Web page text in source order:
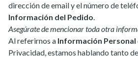
dirección de email y el número de
Información del Pedido.
Asegúrate de mencionar toda otra
Al referirnos a Información Personal
Privacidad, estamos hablando tanto